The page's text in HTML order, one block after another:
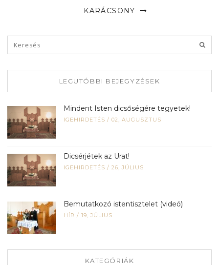
KARÁCSONY
LEGUTÓBBI BEJEGYZÉSEK
Mindent Isten dicsőségére tegyetek!
IGEHIRDETÉS / 02, AUGUSZTUS
Dicsérjétek az Urat!
IGEHIRDETÉS / 26, JÚLIUS
Bemutatkozó istentisztelet (videó)
HÍR / 19, JÚLIUS
KATEGÓRIÁK